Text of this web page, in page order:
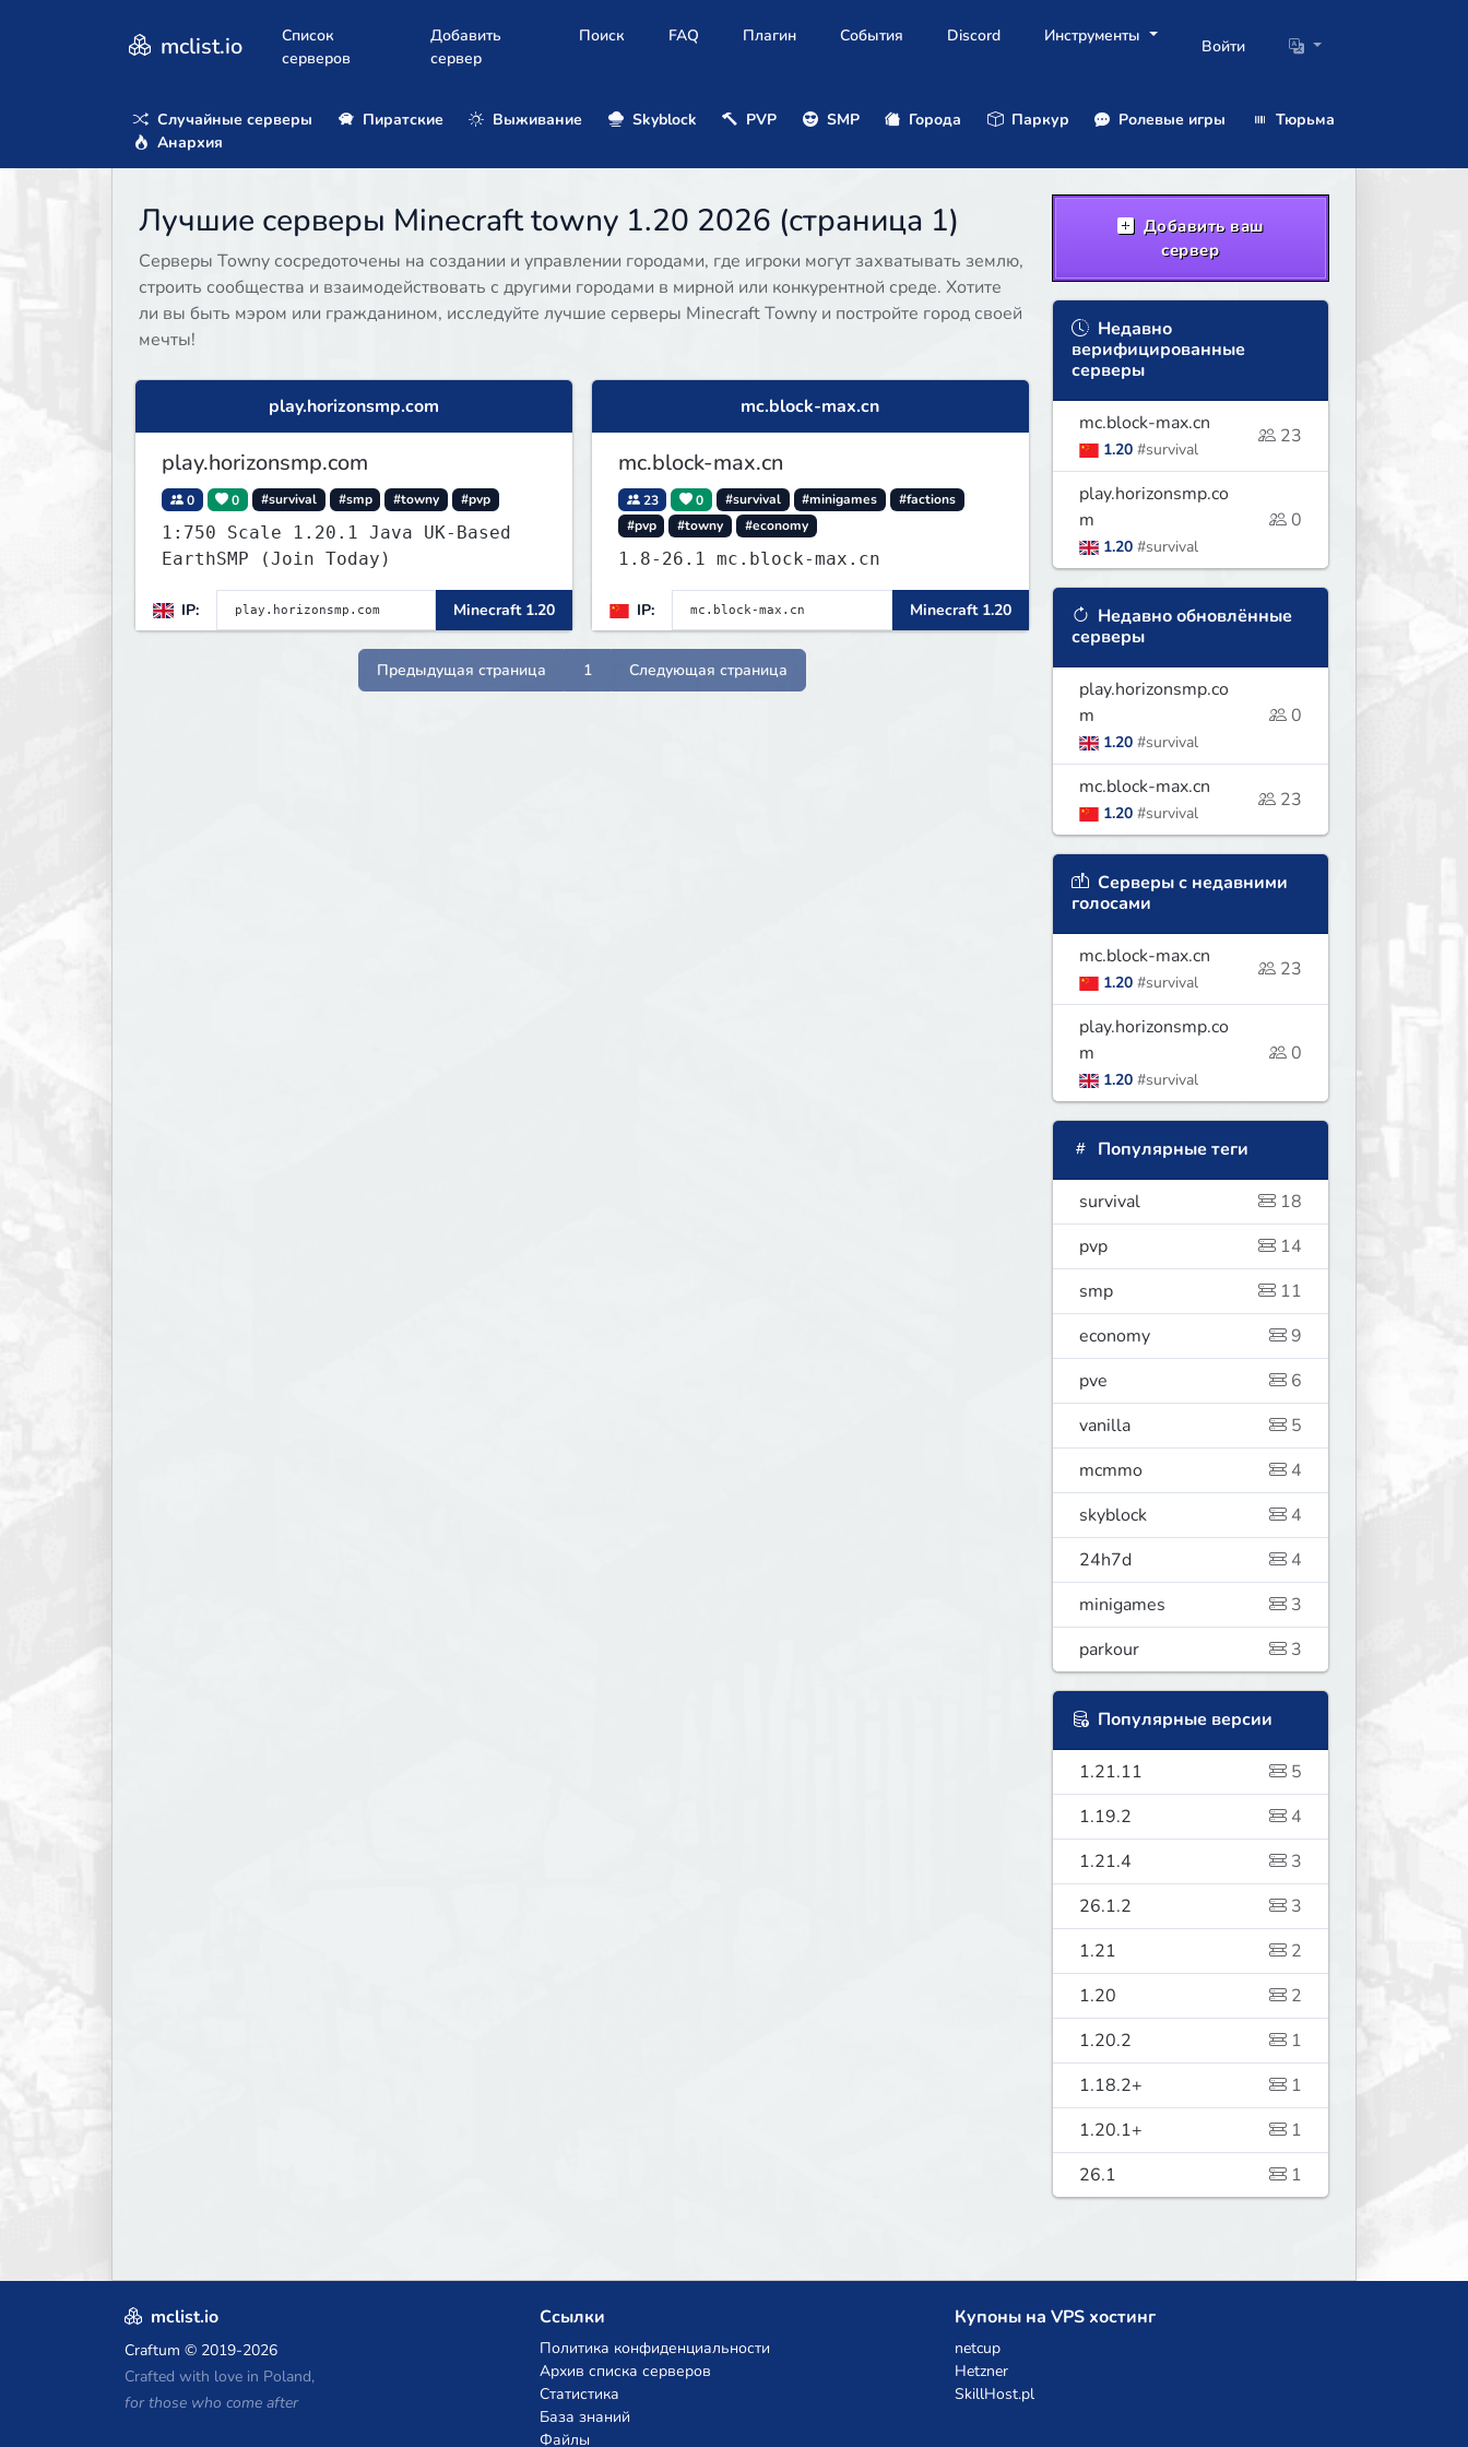
mclist.io
Список
серверов
Добавить
сервер
Поиск FAQ Плагин События Discord Инструменты
Войти
Случайные серверы Пиратские Выживание Skyblock PVP SMP Города Паркур Ролевые игры
Тюрьма
Анархия
Лучшие серверы Minecraft towny 1.20 2026 (страница 1)
Серверы Towny сосредоточены на создании и управлении городами, где игроки могут захватывать землю,
строить сообщества и взаимодействовать с другими городами в мирной или конкурентной среде. Хотите
ли вы быть мэром или гражданином, исследуйте лучшие серверы Minecraft Towny и постройте город своей
мечты!
play.horizonsmp.com
play.horizonsmp.com
0 0 #survival #smp #towny #pvp
1:750 Scale 1.20.1 Java UK-Based
EarthSMP (Join Today)
IP: Minecraft 1.20
mc.block-max.cn
mc.block-max.cn
23 0 #survival #minigames
#factions
#pvp
#towny #economy
1.8-26.1 mc.block-max.cn
IP: Minecraft 1.20
Предыдущая страница 1 Следующая страница
Добавить ваш
сервер
Недавно
верифицированные
серверы
mc.block-max.cn
1.20 #survival
23
play.horizonsmp.co
m
1.20 #survival
0
Недавно обновлённые
серверы
play.horizonsmp.co
m
1.20 #survival
0
mc.block-max.cn
1.20 #survival
23
Серверы с недавними
голосами
mc.block-max.cn
1.20 #survival
23
play.horizonsmp.co
m
1.20 #survival
0
Популярные теги
survival
18
pvp
14
smp
11
economy
9
pve
6
vanilla
5
mcmmo
4
skyblock
4
24h7d
4
minigames
3
parkour
3
Популярные версии
1.21.11
5
1.19.2
4
1.21.4
3
26.1.2
3
1.21
2
1.20
2
1.20.2
1
1.18.2+
1
1.20.1+
1
26.1
1
mclist.io
Craftum © 2019-2026
Crafted with love in Poland,
for those who come after
Ссылки
Политика конфиденциальности
Архив списка серверов
Статистика
База знаний
Файлы
Купоны на VPS хостинг
netcup
Hetzner
SkillHost.pl